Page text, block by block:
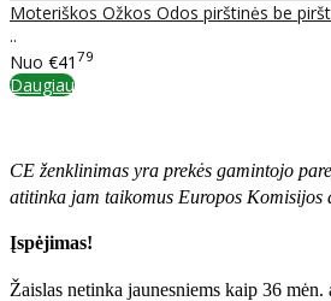
Moteriškos Ožkos Odos pirštinės be
..
Nuo €41 79
Daugiau
CE ženklinimas yra prekės gamintojo
atitinka jam taikomus Europos Komisijos
Įspėjimas!
Žaislas netinka jaunesniems kaip 36